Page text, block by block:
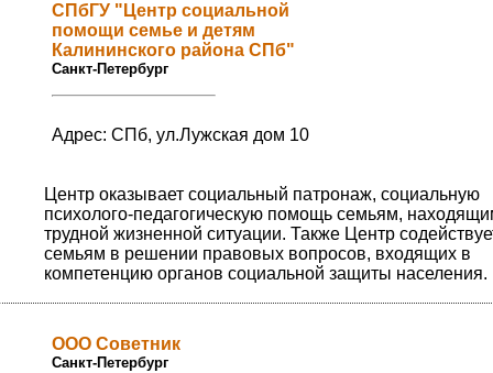
СПбГУ "Центр социальной
помощи семье и детям
Калининского района СПб"
Санкт-Петербург
Адрес: СПб, ул.Лужская дом 10
Центр оказывает социальный патронаж, социальную
психолого-педагогическую помощь семьям,
трудной жизненной ситуации. Также Центр
семьям в решении правовых вопросов, входящих в
компетенцию органов социальной защиты населения.
ООО Советник
Санкт-Петербург